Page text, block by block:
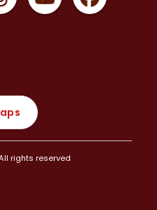
rights reserved